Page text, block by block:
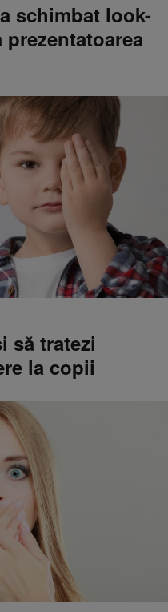
schimbat look-
să tratezi
la copii